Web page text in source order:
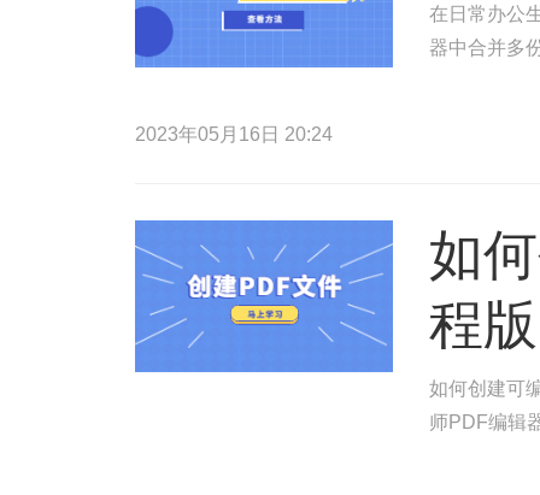
在日常办公
器中合并多
2023年05月16日 20:24
如
程版
如何创建可
师PDF编辑